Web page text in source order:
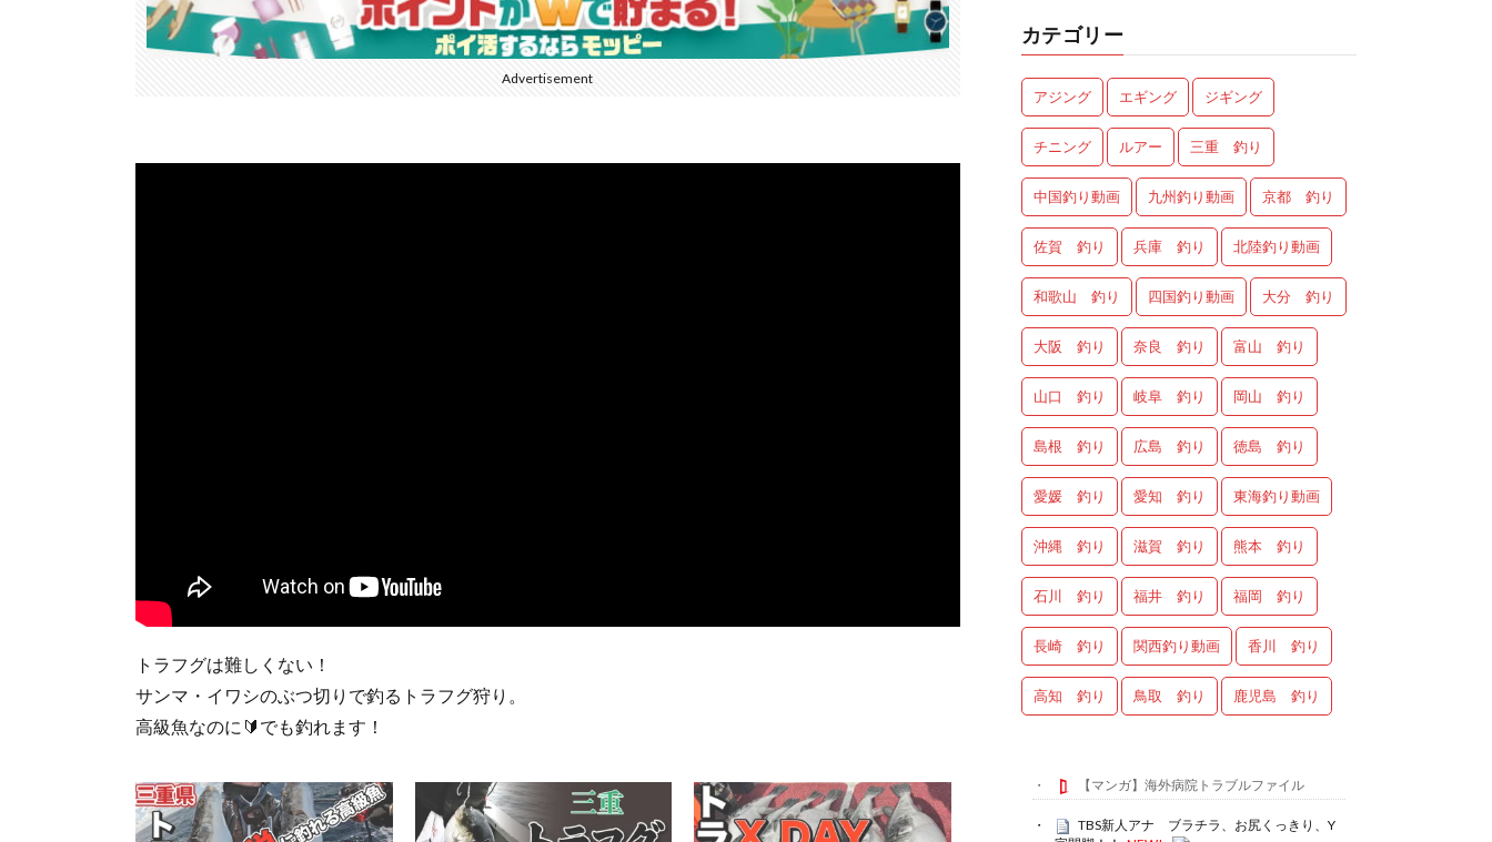
Advertisement
トラフグは難しくない！
サンマ・イワシのぶつ切りで釣るトラフグ狩り。
高級魚なのに🔰でも釣れます！
カテゴリー
アジング エギング ジギング
チニング ルアー 三重 釣り
中国釣り動画 九州釣り動画 京都 釣り
佐賀 釣り 兵庫 釣り 北陸釣り動画
和歌山 釣り 四国釣り動画 大分 釣り
大阪 釣り 奈良 釣り 富山 釣り
山口 釣り 岐阜 釣り 岡山 釣り
島根 釣り 広島 釣り 徳島 釣り
愛媛 釣り 愛知 釣り 東海釣り動画
沖縄 釣り 滋賀 釣り 熊本 釣り
石川 釣り 福井 釣り 福岡 釣り
長崎 釣り 関西釣り動画 香川 釣り
高知 釣り 鳥取 釣り 鹿児島 釣り
【マンガ】海外病院トラブルファイル
TBS新人アナ ブラチラ、お尻くっきり、Y